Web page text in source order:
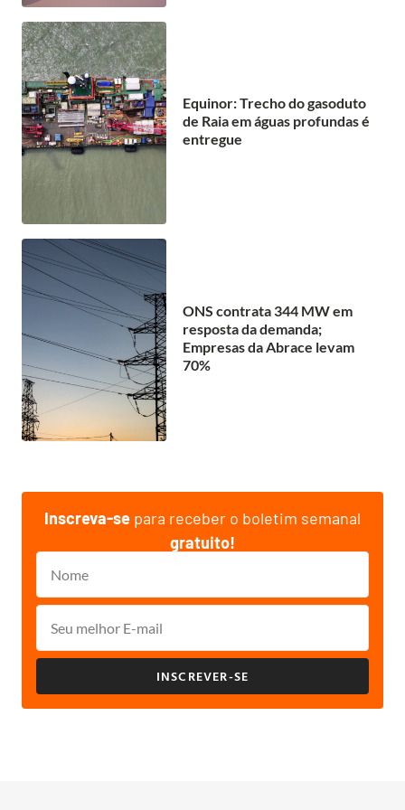
Equinor: Trecho do gasoduto
de Raia em águas profundas é
entregue
ONS contrata 344 MW em
resposta da demanda;
Empresas da Abrace levam
70%
Inscreva-se para receber o boletim semanal
gratuito!
INSCREVER-SE